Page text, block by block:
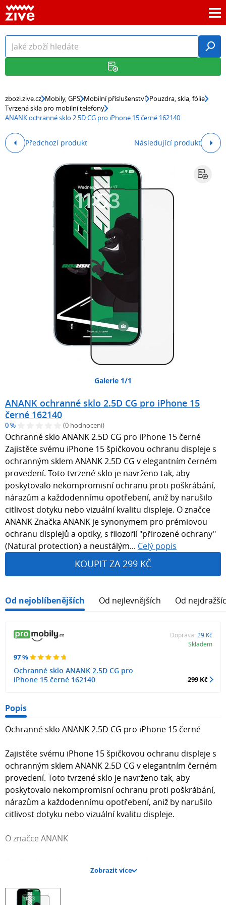
zbozi.zive.cz Mobily, GPS Mobilní příslušenství Pouzdra, skla, fólie
Tvrzená skla pro mobilní telefony
ANANK ochranné sklo 2.5D CG pro iPhone 15 černé 162140
Předchozí produkt Následující produkt
Galerie 1/1
ANANK ochranné sklo 2.5D CG pro iPhone 15
černé 162140
0 % (0 hodnocení)
Ochranné sklo ANANK 2.5D CG pro iPhone 15 černé
Zajistěte svému iPhone 15 špičkovou ochranu displeje s
ochranným sklem ANANK 2.5D CG v elegantním černém
provedení. Toto tvrzené sklo je navrženo tak, aby
poskytovalo nekompromisní ochranu proti poškrábání,
nárazům a každodennímu opotřebení, aniž by narušilo
citlivost dotyku nebo vizuální kvalitu displeje. O značce
ANANK Značka ANANK je synonymem pro prémiovou
ochranu displejů a optiky, s filozofií "přirozené ochrany"
(Natural protection) a neustálým... Celý popis
KOUPIT ZA 299 KČ
Od nejoblíbenějších Od nejlevnějších Od
97 %
Ochranné sklo ANANK 2.5D CG pro
iPhone 15 černé 162140
Doprava: 29 Kč
Skladem
299 Kč
Popis
Ochranné sklo ANANK 2.5D CG pro iPhone 15 černé
Zajistěte svému iPhone 15 špičkovou ochranu displeje s
ochranným sklem ANANK 2.5D CG v elegantním černém
provedení. Toto tvrzené sklo je navrženo tak, aby
poskytovalo nekompromisní ochranu proti poškrábání,
nárazům a každodennímu opotřebení, aniž by narušilo
citlivost dotyku nebo vizuální kvalitu displeje.
O značce ANANK
displejů a optiky, s filozofií "přirozené ochrany" (Natural
protection) a neustálým využíváním pokročilých a
nových technologií (Advanced and New tech).
Zobrazit více